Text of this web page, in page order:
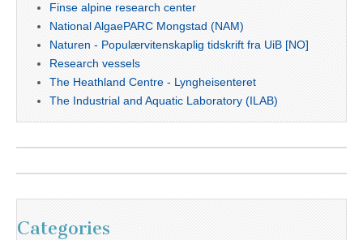
Finse alpine research center
National AlgaePARC Mongstad (NAM)
Naturen - Populærvitenskaplig tidskrift fra UiB [NO]
Research vessels
The Heathland Centre - Lyngheisenteret
The Industrial and Aquatic Laboratory (ILAB)
Categories